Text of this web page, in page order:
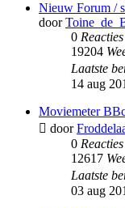
Nieuw Forum /
door
0 Reacties
19204
Laatste
14 aug
Moviemeter
door
0 Reacties
12617
Laatste
03 aug